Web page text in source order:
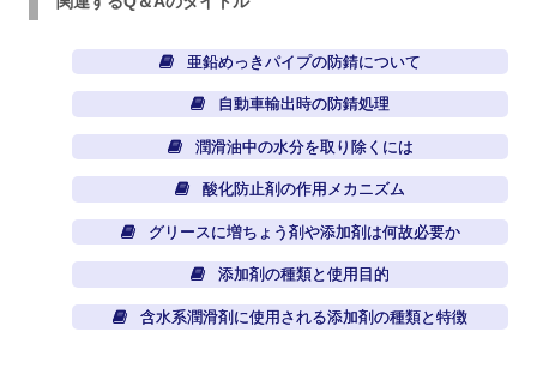
亜鉛めっきパイプの防錆について
自動車輸出時の防錆処理
潤滑油中の水分を取り除くには
酸化防止剤の作用メカニズム
グリースに増ちょう剤や添加剤は何故必要か
添加剤の種類と使用目的
含水系潤滑剤に使用される添加剤の種類と特徴